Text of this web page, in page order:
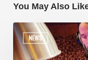
You May Also
NEWS